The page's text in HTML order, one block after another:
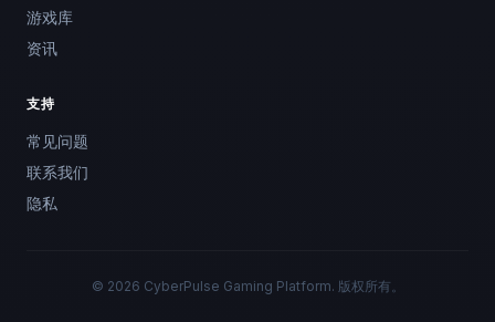
游戏库
资讯
支持
常见问题
联系我们
隐私
© 2026 CyberPulse Gaming Platform. 版权所有。